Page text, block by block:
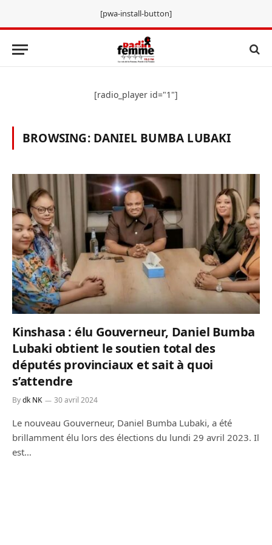
[pwa-install-button]
[radio_player id="1"]
BROWSING: DANIEL BUMBA LUBAKI
Kinshasa : élu Gouverneur, Daniel Bumba
Lubaki obtient le soutien total des
députés provinciaux et sait à quoi
s’attendre
Bydk NK 30 avril 2024
Le nouveau Gouverneur, Daniel Bumba Lubaki, a été
brillamment élu lors des élections du lundi 29 avril 2023. Il
est…